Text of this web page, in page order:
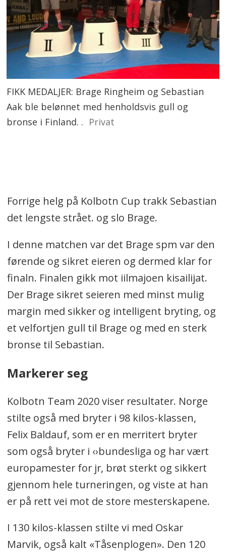
FIKK MEDALJER: Brage Ringheim og Sebastian
Aak ble belønnet med henholdsvis gull og
bronse i Finland. . Privat
Forrige helg på Kolbotn Cup trakk Sebastian
det lengste strået. og slo Brage.
I denne matchen var det Brage spm var den
førende og sikret eieren og dermed klar for
finaln. Finalen gikk mot iilmajoen kisailijat.
Der Brage sikret seieren med minst mulig
margin med sikker og intelligent bryting, og
et velfortjen gull til Brage og med en sterk
bronse til Sebastian.
Markerer seg
Kolbotn Team 2020 viser resultater. Norge
stilte også med bryter i 98 kilos-klassen,
Felix Baldauf, som er en merritert bryter
som også bryter i ‹›bundesliga og har vært
europamester for jr, brøt sterkt og sikkert
gjennom hele turneringen, og viste at han
er på rett vei mot de store mesterskapene.
I 130 kilos-klassen stilte vi med Oskar
Marvik, også kalt «Tåsenplogen». Den 120